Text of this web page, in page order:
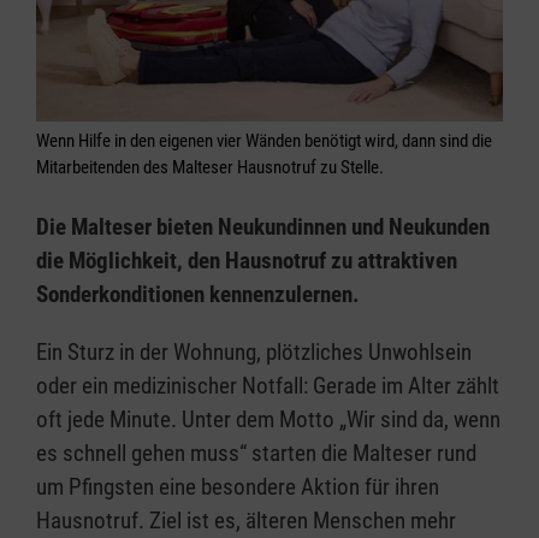
Wenn Hilfe in den eigenen vier Wänden benötigt wird, dann sind die
Mitarbeitenden des Malteser Hausnotruf zu Stelle.
Die Malteser bieten Neukundinnen und Neukunden
die Möglichkeit, den Hausnotruf zu attraktiven
Sonderkonditionen kennenzulernen.
Ein Sturz in der Wohnung, plötzliches Unwohlsein
oder ein medizinischer Notfall: Gerade im Alter zählt
oft jede Minute. Unter dem Motto „Wir sind da, wenn
es schnell gehen muss“ starten die Malteser rund
um Pfingsten eine besondere Aktion für ihren
Hausnotruf. Ziel ist es, älteren Menschen mehr